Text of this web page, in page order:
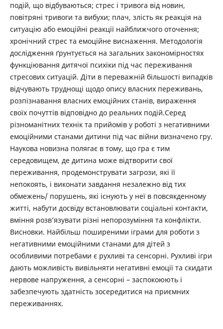
подій, що відбуваються; стрес і тривога від новин,
повітряні тривоги та вибухи; плач, злість як реакція на
ситуацію або емоційні реакції найближчого оточення;
хронічний стрес та емоційне виснаження. Методологія
дослідження ґрунтується на загальних закономірностях
функціювання дитячої психіки під час переживання
стресових ситуацій. Діти в переважній більшості випадків
відчувають труднощі щодо опису власних переживань,
розпізнавання власних емоційних станів, вираження
своїх почуттів відповідно до реальних подій.Серед
різноманітних технік та прийомів у роботі з негативними
емоційними станами дитини під час війни визначено гру.
Наукова новизна полягає в тому, що гра є тим
середовищем, де дитина може відтворити свої
переживання, продемонструвати загрози, які її
непокоять, і виконати завдання незалежно від тих
обмежень/ порушень, які існують у неї в повсякденному
житті, набути досвіду встановлювати соціальні контакти,
вміння розв’язувати різні непорозуміння та конфлікти.
Висновки. Найбільш поширеними іграми для роботи з
негативними емоційними станами для дітей з
особливими потребами є рухливі та сенсорні. Рухливі ігри
дають можливість вивільняти негативні емоції та скидати
нервове напруження, а сенсорні – заспокоюють і
забезпечують здатність зосередитися на приємних
переживаннях.